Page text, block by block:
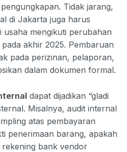
Tidak jarang,
di Jakarta juga harus
usaha mengikuti perubahan
akhir 2025. Pembaruan
pada perizinan, pelaporan,
dalam dokumen formal.
dapat dijadikan “gladi
Misalnya, audit internal
atas pembayaran
penerimaan barang, apakah
bank vendor